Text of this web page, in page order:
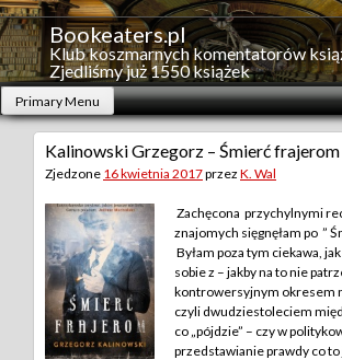
Skip
to
content
Bookeaters.pl
Klub koszmarnych komentatorów
Zjedliśmy już 1550 książek
Primary Menu
Kalinowski Grzegorz – Śmierć frajerom
Zjedzone 16 kwietnia 2017przez K. Wal
Zachęcona przychylnymi
znajomych sięgnęłam po ”
Byłam poza tym ciekawa,
sobie z – jakby na to nie
kontrowersyjnym okresem
czyli dwudziestoleciem
co „pójdzie” – czy w
przedstawianie prawdy co to